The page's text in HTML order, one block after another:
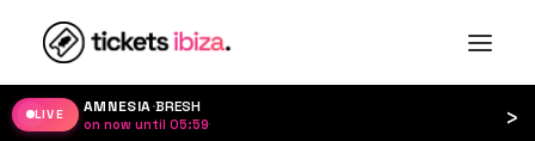
LIVE AMNESIA·BRESH
on now until 05:59· ›